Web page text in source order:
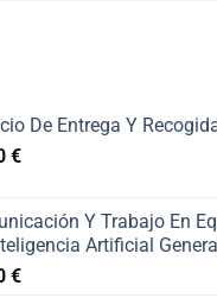
De Entrega Y
€
Y Trabajo En
Artificial
€